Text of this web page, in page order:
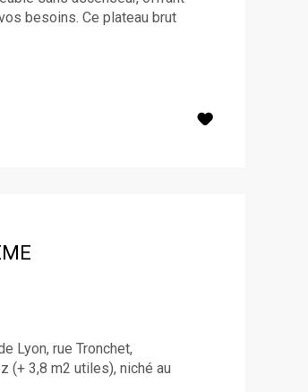
besoins. Ce plateau brut
Lyon, rue Tronchet,
(+ 3,8 m2 utiles), niché au